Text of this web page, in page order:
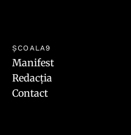
ȘCOALA9
Manifest
Redacția
Contact